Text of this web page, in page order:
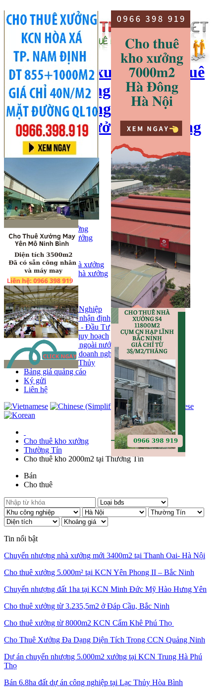
cho thuê kho xưởng, cho thuê
kho, kho xưởng hà nội, cho
thuê nhà xưởng, cho thuê
xưởng, kho xưởng hải dương
Hotline:0966 398 919
Đăng ký
Đăng tin bán/cho thuê
Trang chủ
Bán kho, nhà xưởng
Bán kho xưởng
Kho
Mặt bằng
Cho thuê kho, nhà xưởng
Cho thuê nhà xưởng
Kho
Mặt bằng
Tin tức
Khu Công Nghiệp
Phân tích - nhận định
Chính sách - Đầu Tư
Thông tin quy hoạch
Thị trường ngoài nước
Hoạt động doanh nghiẹp
Tin Phong Thủy
Bảng giá quảng cáo
Ký gửi
Liên hệ
Cho thuê kho xưởng
Thường Tín
Cho thuê kho 2000m2 tại Thường Tín
Bán
Cho thuê
Tin nổi bật
Chuyển nhượng nhà xưởng mới 3400m2 tại Thanh Oai- Hà Nội
Cho thuê xưởng 5.000m² tại KCN Yên Phong II – Bắc Ninh
Chuyển nhượng đất 1ha tại KCN Minh Đức Mỹ Hào Hưng Yên
Cho thuê xưởng từ 3.235,5m2 ở Đáp Cầu, Bắc Ninh
Cho thuê xưởng từ 8000m2 KCN Cẩm Khê Phú Thọ
Cho Thuê Xưởng Đa Dạng Diện Tích Trong CCN Quảng Ninh
Dự án chuyển nhượng 5.000m2 xưởng tại KCN Trung Hà Phú
Thọ
Bán 6.8ha đất dự án công nghiệp tại Lạc Thủy Hòa Bình